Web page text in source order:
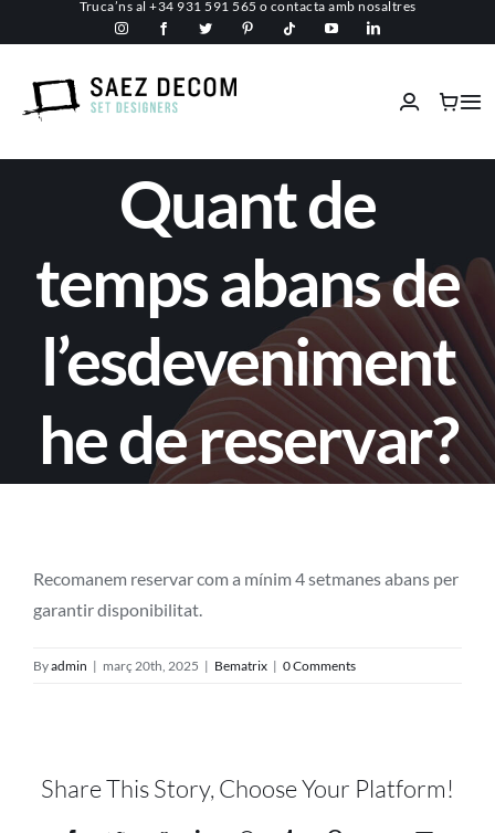
to
content
Truca’ns al+34 931 591 565 o contacta amb nosaltres
Espais comercials
Ignífugs
Serveis
Blog
Quant de
temps abans de
l’esdeveniment
he de reservar?
Recomanem reservar com a mínim 4 setmanes abans per
garantir disponibilitat.
Byadmin | març 20th, 2025 | Bematrix | 0 Comments
Share This Story, Choose Your Platform!